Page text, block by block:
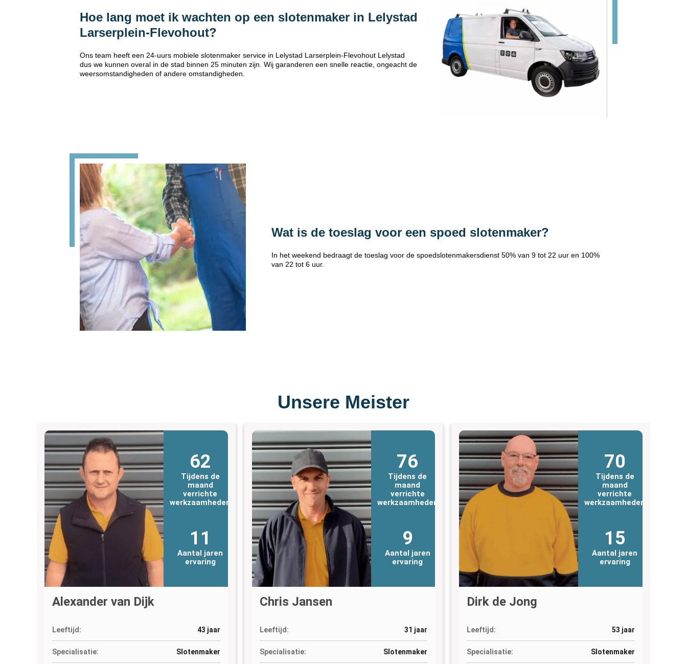
Hoe lang moet ik wachten op een slotenmaker in Lelystad
Larserplein-Flevohout?
Ons team heeft een 24-uurs mobiele slotenmaker service in Lelystad Larserplein-Flevohout Lelystad
dus we kunnen overal in de stad binnen 25 minuten zijn. Wij garanderen een snelle reactie, ongeacht de
weersomstandigheden of andere omstandigheden.
Wat is de toeslag voor een spoed slotenmaker?
In het weekend bedraagt de toeslag voor de spoedslotenmakersdienst 50% van 9 tot 22 uur en 100%
van 22 tot 6 uur.
Unsere Meister
62
Tijdens de
maand
verrichte
werkzaamheden
11
Aantal jaren
ervaring
Alexander van Dijk
Leeftijd: 43 jaar
Specialisatie: Slotenmaker
76
Tijdens de
maand
verrichte
werkzaamheden
9
Aantal jaren
ervaring
Chris Jansen
Leeftijd: 31 jaar
Specialisatie: Slotenmaker
70
Tijdens de
maand
verrichte
werkzaamheden
15
Aantal jaren
ervaring
Dirk de Jong
Leeftijd: 53 jaar
Specialisatie: Slotenmaker